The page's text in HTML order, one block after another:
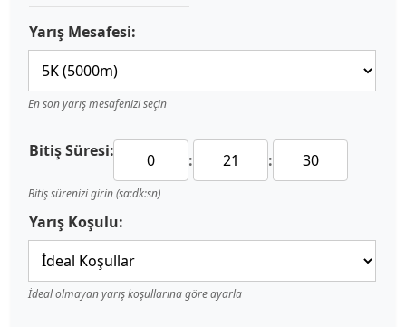
Yarış Mesafesi:
En son yarış mesafenizi seçin
Bitiş Süresi: : :
Bitiş sürenizi girin (sa:dk:sn)
Yarış Koşulu:
İdeal olmayan yarış koşullarına göre ayarla